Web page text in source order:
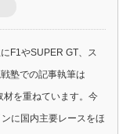
F1やSUPER GT、ス
塾での記事執筆は
を重ねています。今
に国内主要レースをほ